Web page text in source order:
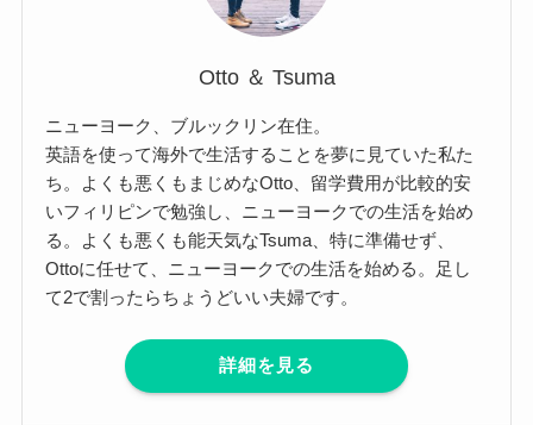
Otto ＆ Tsuma
ニューヨーク、ブルックリン在住。
英語を使って海外で生活することを夢に見ていた私た
ち。よくも悪くもまじめなOtto、留学費用が比較的安
いフィリピンで勉強し、ニューヨークでの生活を始め
る。よくも悪くも能天気なTsuma、特に準備せず、
Ottoに任せて、ニューヨークでの生活を始める。足し
て2で割ったらちょうどいい夫婦です。
詳細を見る